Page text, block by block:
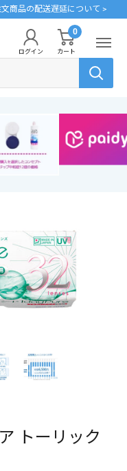
商品の配送遅延について >
ログイン
0
カート
はこちら
カウントをご利用いただけま
ン
トーリック